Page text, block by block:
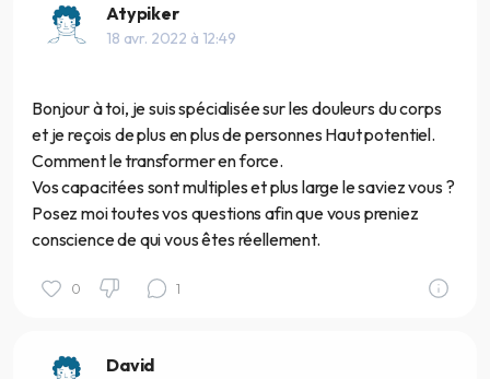
Atypiker
18 avr. 2022 à 12:49
Bonjour à toi, je suis spécialisée sur les douleurs du corps
et je reçois de plus en plus de personnes Haut potentiel.
Comment le transformer en force.
Vos capacitées sont multiples et plus large le saviez vous ?
Posez moi toutes vos questions afin que vous preniez
conscience de qui vous êtes réellement.
0 1
David